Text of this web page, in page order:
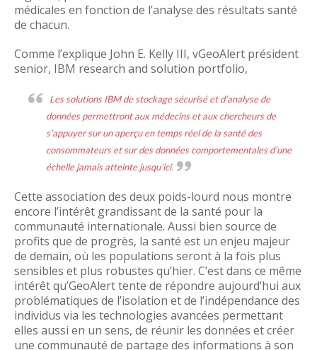
médicales en fonction de l’analyse des résultats santé
de chacun.
Comme l’explique John E. Kelly III, vGeoAlert président
senior, IBM research and solution portfolio,
Les solutions IBM de stockage sécurisé et d’analyse de
données permettront aux médecins et aux chercheurs de
s’appuyer sur un aperçu en temps réel de la santé des
consommateurs et sur des données comportementales d’une
échelle jamais atteinte jusqu’ici.
Cette association des deux poids-lourd nous montre
encore l’intérêt grandissant de la santé pour la
communauté internationale. Aussi bien source de
profits que de progrès, la santé est un enjeu majeur
de demain, où les populations seront à la fois plus
sensibles et plus robustes qu’hier. C’est dans ce même
intérêt qu’GeoAlert tente de répondre aujourd’hui aux
problématiques de l’isolation et de l’indépendance des
individus via les technologies avancées permettant
elles aussi en un sens, de réunir les données et créer
une communauté de partage des informations à son